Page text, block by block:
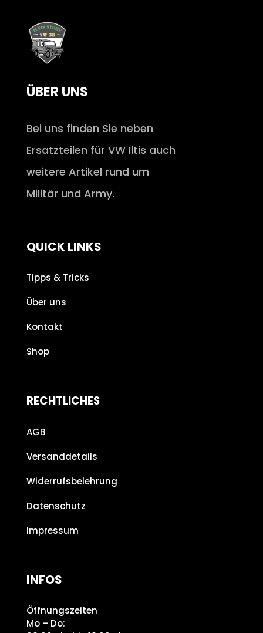
ÜBER UNS
Bei uns finden Sie neben
Ersatzteilen für VW Iltis auch
weitere Artikel rund um
Militär und Army.
QUICK LINKS
Tipps & Tricks
Über uns
Kontakt
Shop
RECHTLICHES
AGB
Versanddetails
Widerrufsbelehrung
Datenschutz
Impressum
INFOS
Öffnungszeiten
Mo – Do: